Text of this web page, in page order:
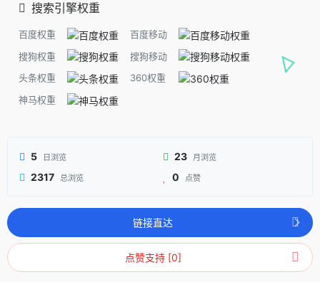
搜索引擎权重
百度权重
百度移动
搜狗权重
搜狗移动
头条权重
360权重
神马权重
5 日浏览 23 月浏览
2317 总浏览 0 点赞
链接直达
点赞支持 [0]